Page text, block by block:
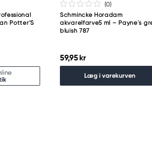
Potter'S
(0)
Schmincke Horadam
akvarelfarve5 ml – Payne´s
bluish 787
59,95 kr
Læg i varekurven